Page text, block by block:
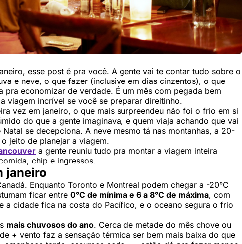
esse post é pra você. A gente vai te contar tudo sobre o
e neve, o que fazer (inclusive em dias cinzentos), o que
economizar de verdade. É um mês com pegada bem
incrível se você se preparar direitinho.
vez em janeiro, o que mais surpreendeu não foi o frio em si
do que a gente imaginava, e quem viaja achando que vai
se decepciona. A neve mesmo tá nas montanhas, a 20-
jeito de planejar a viagem.
a gente reuniu tudo pra montar a viagem inteira
chip e ingressos.
janeiro
Enquanto Toronto e Montreal podem chegar a -20°C
ficar entre 0°C de mínima e 6 a 8°C de máxima, com
a cidade fica na costa do Pacífico, e o oceano segura o frio
mais chuvosos do ano. Cerca de metade do mês chove ou
+ vento faz a sensação térmica ser bem mais baixa do que